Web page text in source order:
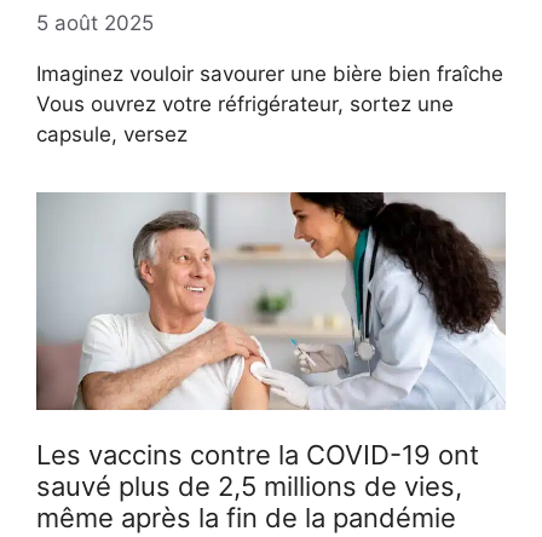
5 août 2025
Imaginez vouloir savourer une bière bien fraîche
Vous ouvrez votre réfrigérateur, sortez une
capsule, versez
Les vaccins contre la COVID-19 ont
sauvé plus de 2,5 millions de vies,
même après la fin de la pandémie